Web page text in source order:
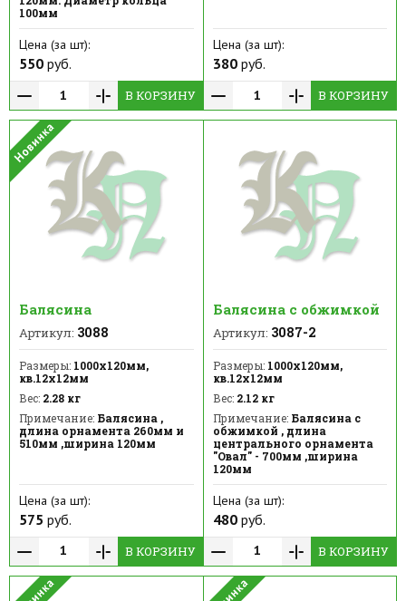
100мм
Цена (за шт):
550 руб.
В КОРЗИНУ
Цена (за шт):
380руб.
В КОРЗИНУ
Балясина
Артикул: 3088
Размеры: 1000х120мм,
кв.12х12мм
Вес: 2.28 кг
Примечание: Балясина ,
длина орнамента 260мм и
510мм ,ширина 120мм
Цена (за шт):
575 руб.
В КОРЗИНУ
Балясина с обжимкой
Артикул: 3087-2
Размеры:1000х120мм,
кв.12х12мм
Вес:2.12 кг
Примечание:Балясина с
обжимкой , длина
центрального орнамента
"Овал" - 700мм ,ширина
120мм
Цена (за шт):
480руб.
В КОРЗИНУ